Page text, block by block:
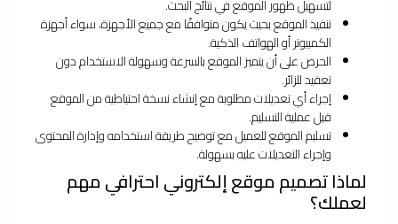
لتسهيل ظهور الموقع في نتائج البحث.
تنفيذ الموقع بحيث يكون متوافقًا مع جميع الأجهزة، سواء أجهزة
الكمبيوتر أو الهواتف الذكية.
الحرص على أن يتميز الموقع بالسرعة وسهولة الاستخدام دون
تعقيد للزائر.
إجراء أي تعديلات مطلوبة مع إنشاء نسخة احتياطية من الموقع
قبل عملية التسليم.
تسليم الموقع للعميل مع توضيح طريقة استخدامه وإدارة المحتوى
وإجراء التعديلات عليه بسهولة.
لماذا تصميم موقع إلكتروني احترافي مهم
لعملك؟